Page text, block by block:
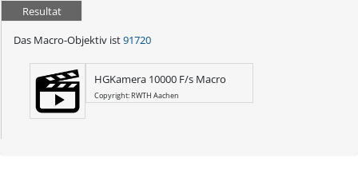
Resultat
Das Macro-Objektiv ist91720
HGKamera 10000 F/s Macro
Copyright: RWTH Aachen